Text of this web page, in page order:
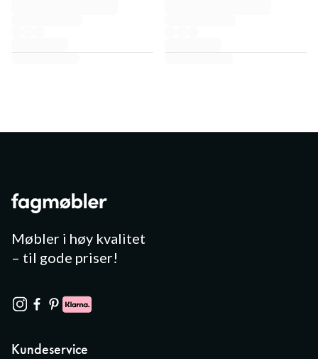
Møbler i høy kvalitet
– til gode priser!
Kundeservice